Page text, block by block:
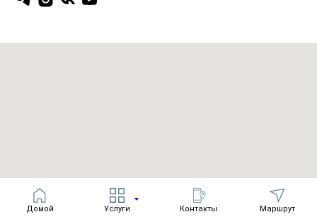
Домой Услуги Контакты Маршрут